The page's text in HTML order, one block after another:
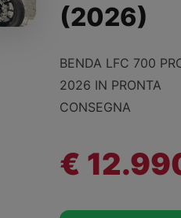
(2026)
BENDA LFC 700
2026 IN PRONTA
CONSEGNA
€